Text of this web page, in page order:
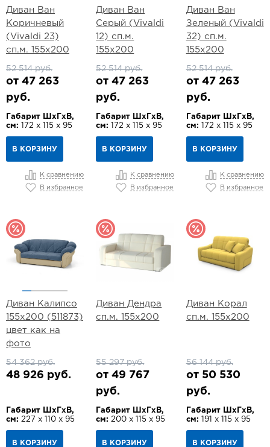
Диван Ван
Коричневый
(Vivaldi 23)
сп.м. 155х200
52 514 руб.
от 47 263
руб.
Габарит ШхГхВ,
см: 172 х 115 х 95
В КОРЗИНУ
К сравнению
В избранное
Диван Ван
Серый (Vivaldi
12) сп.м.
155х200
52 514 руб.
от 47 263
руб.
Габарит ШхГхВ,
см:
172 х 115 х 95
В КОРЗИНУ
К сравнению
В избранное
Диван Ван
Зеленый (Vivaldi
32) сп.м.
155х200
52 514 руб.
от 47 263
руб.
Габарит ШхГхВ,
см: 172 х 115 х 95
В КОРЗИНУ
К сравнению
В избранное
Диван Калипсо
155х200 (511873)
цвет как на
фото
54 362 руб.
48 926 руб.
Габарит ШхГхВ,
см: 227 х 110 х 95
В КОРЗИНУ
Диван Дендра
сп.м. 155х200
55 297 руб.
от 49 767
руб.
Габарит ШхГхВ,
см: 200 х 115 х 95
В КОРЗИНУ
Диван Корал
сп.м. 155х200
56 144 руб.
от 50 530
руб.
Габарит ШхГхВ,
см: 191 х 115 х 95
В КОРЗИНУ